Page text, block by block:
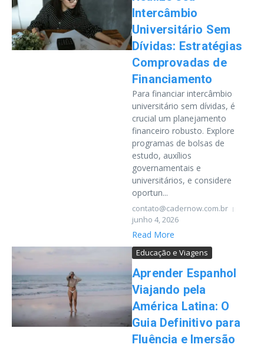
Intercâmbio
Universitário Sem
Dívidas: Estratégias
Comprovadas de
Financiamento
Para financiar intercâmbio
universitário sem dívidas, é
crucial um planejamento
financeiro robusto. Explore
programas de bolsas de
estudo, auxílios
governamentais e
universitários, e considere
oportun...
contato@cadernow.com.br
junho 4, 2026
Read More
Educação e Viagens
Aprender Espanhol
Viajando pela
América Latina: O
Guia Definitivo para
Fluência e Imersão